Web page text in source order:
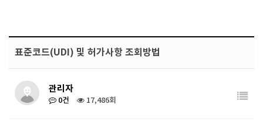
표준코드(UDI) 및 허가사항 조회방법
관리자
0건 17,486회